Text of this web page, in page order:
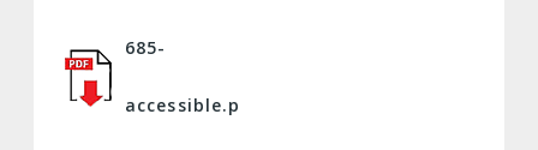
685-
accessible.p